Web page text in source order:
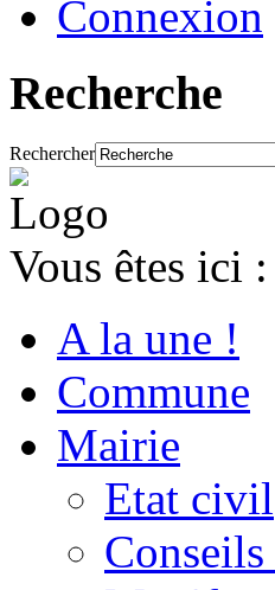
Connexion
Recherche
Rechercher
Vous êtes ici :
A la une !
Commune
Mairie
Etat civil